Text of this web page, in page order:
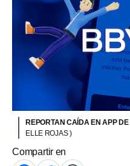
REPORTAN CAÍDA EN APP
ELLE ROJAS )
Compartir en